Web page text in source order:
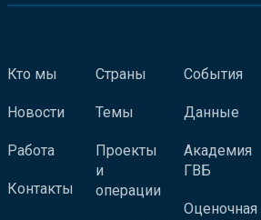
Кто мы
Новости
Работа
Контакты
Страны
Темы
Проекты
и
операции
События
Данные
Академия
ГВБ
Оценочная